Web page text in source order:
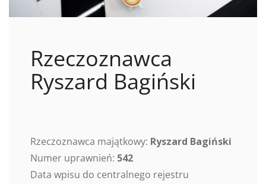
Rzeczoznawca
Ryszard Bagiński
Rzeczoznawca majątkowy: Ryszard Bagiński
Numer uprawnień: 542
Data wpisu do centralnego rejestru